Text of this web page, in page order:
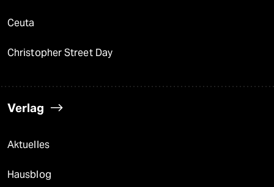
Ceuta
Christopher Street Day
Verlag
Aktuelles
Hausblog